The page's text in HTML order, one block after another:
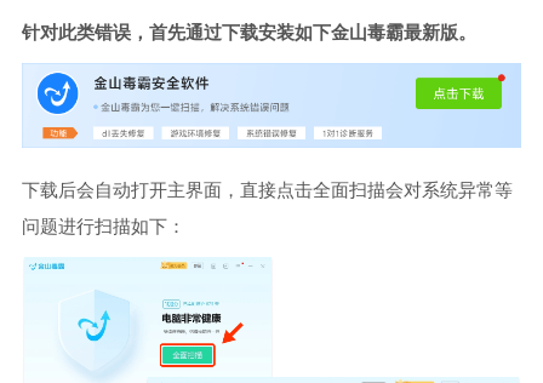
针对此类错误，首先通过下载安装如下金山毒霸最新版。
下载后会自动打开主界面，直接点击全面扫描会对系统异常等
问题进行扫描如下：